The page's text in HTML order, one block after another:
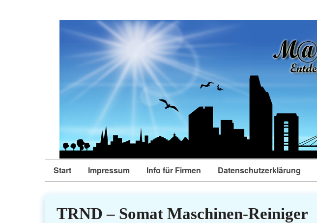
Start Impressum Info für Firmen Datenschutzerklärung
TRND – Somat Maschinen-Reiniger